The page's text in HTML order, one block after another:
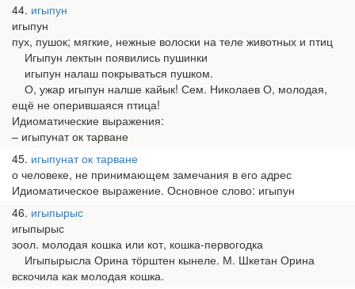
44 игыпун
игыпун
пух, пушок; мягкие, нежные волоски на теле животных и птиц
Игыпун лектын появились пушинки
игыпун налаш покрываться пушком.
О, ужар игыпун налше кайык! Сем. Николаев О, молодая,
ещё не оперившаяся птица!
Идиоматические выражения:
– игыпунат ок тарване
45 игыпунат ок тарване
о человеке, не принимающем замечания в его адрес
Идиоматическое выражение. Основное слово: игыпун
46 игыпырыс
игыпырыс
зоол. молодая кошка или кот, кошка-первогодка
Игыпырысла Орина тӧрштен кынеле. М. Шкетан Орина
вскочила как молодая кошка.